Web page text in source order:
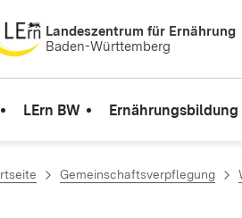
springenLandeszentrum für Ernährung
Baden-Württemberg
LErn BW Ernährungsbildung
Gemeinschaftsverpflegung